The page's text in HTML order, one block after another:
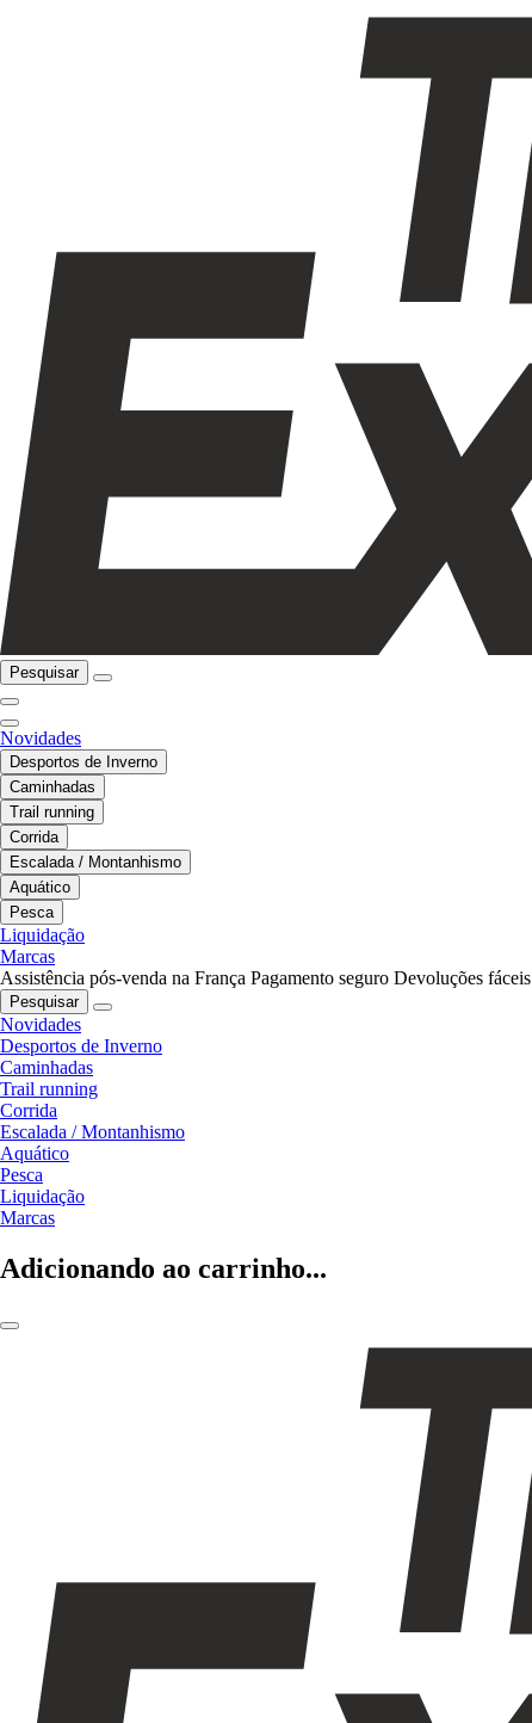
Pesquisar
Novidades
Desportos de Inverno
Caminhadas
Trail running
Corrida
Escalada / Montanhismo
Aquático
Pesca
Liquidação
Marcas
Assistência pós-venda na França Pagamento seguro Devoluções fáceis
Pesquisar
Novidades
Desportos de Inverno
Caminhadas
Trail running
Corrida
Escalada / Montanhismo
Aquático
Pesca
Liquidação
Marcas
Adicionando ao carrinho...